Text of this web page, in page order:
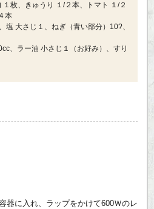
枚、きゅうり １/２本、トマト １/２
本
塩 大さじ１、ねぎ（青い部分）10?、
、ラー油 小さじ１（お好み）、すり
器に入れ、ラップをかけて600Ｗのレ